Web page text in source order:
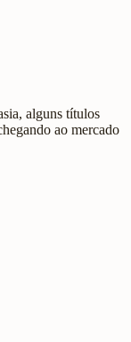
alguns títulos
ao mercado